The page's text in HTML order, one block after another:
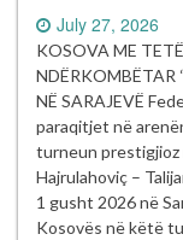
July 27, 2026
KOSOVA ME
NDËRKOMBËTAR
NË SARAJEVË
paraqitjet në
turneun
Hajrulahoviç –
1 gusht 2026 në
Kosovës në këtë